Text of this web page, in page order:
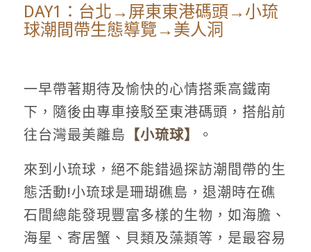
DAY1：台北→屏東東港碼頭→小琉
球潮間帶生態導覽→美人洞
一早帶著期待及愉快的心情搭乘高鐵南
下，隨後由專車接駁至東港碼頭，搭船前
往台灣最美離島 【小琉球】 。
來到小琉球，絕不能錯過探訪潮間帶的生
態活動!小琉球是珊瑚礁島，退潮時在礁
石間總能發現豐富多樣的生物，如海膽、
海星、寄居蟹、貝類及藻類等，是最容易